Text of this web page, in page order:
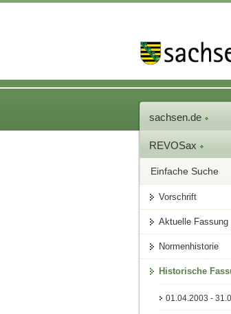
sachsen.de
REVOSax
Einfache Suche
Vorschrift
Aktuelle Fassung
Normenhistorie
Historische
01.04.2003 -